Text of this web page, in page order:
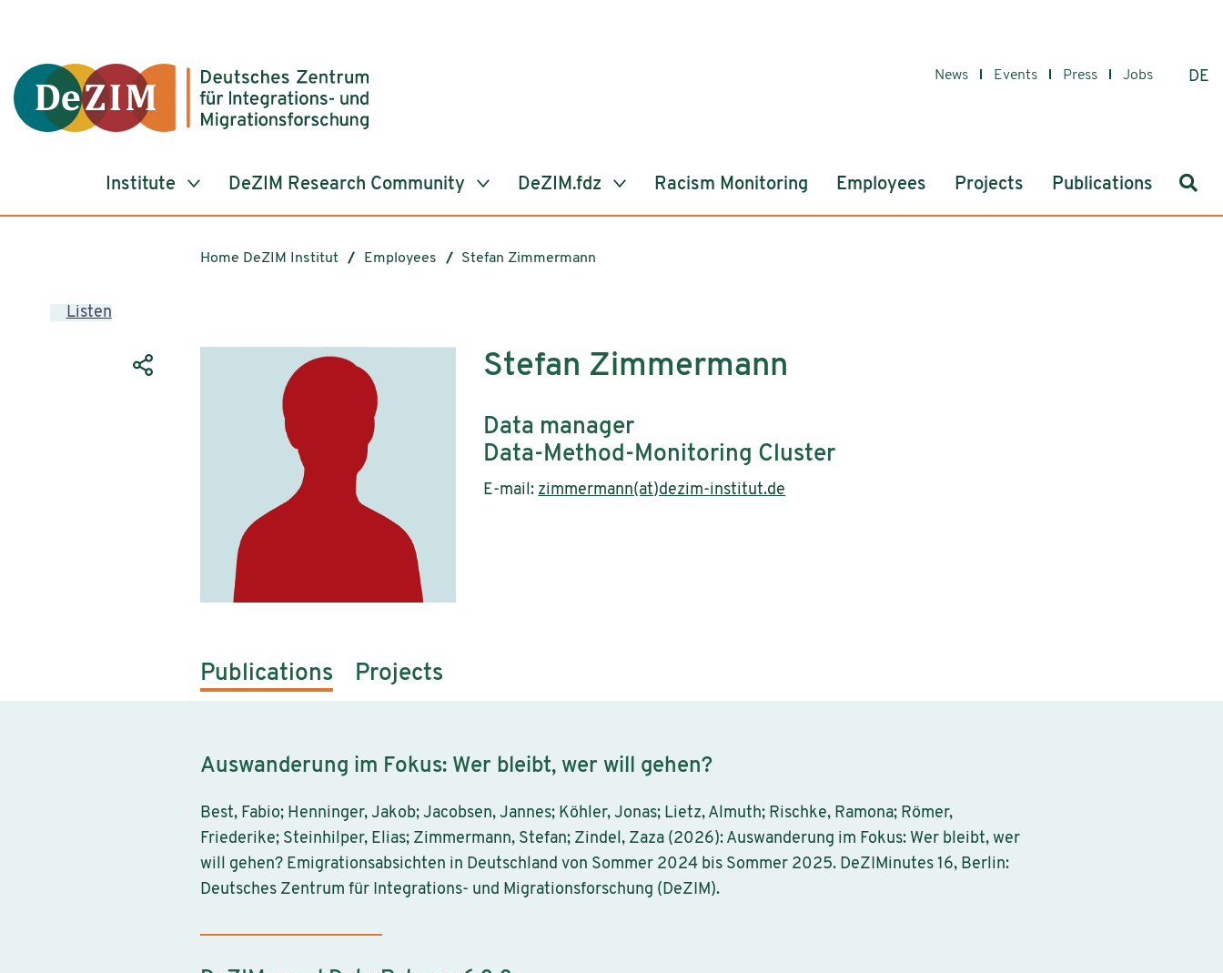
News Events Press Jobs DE
Institute DeZIM Research Community DeZIM.fdz Racism Monitoring Employees Projects Publications
Home DeZIM Institut Employees Stefan Zimmermann
Listen
Stefan Zimmermann
Data manager
Data-Method-Monitoring Cluster
E-mail: zimmermann(at)dezim-institut.de
Publications Projects
Auswanderung im Fokus: Wer bleibt, wer will gehen?
Best, Fabio; Henninger, Jakob; Jacobsen, Jannes; Köhler, Jonas; Lietz, Almuth; Rischke, Ramona; Römer,
Friederike; Steinhilper, Elias; Zimmermann, Stefan; Zindel, Zaza (2026): Auswanderung im Fokus: Wer bleibt, wer
will gehen? Emigrationsabsichten in Deutschland von Sommer 2024 bis Sommer 2025. DeZIMinutes 16, Berlin:
Deutsches Zentrum für Integrations- und Migrationsforschung (DeZIM).